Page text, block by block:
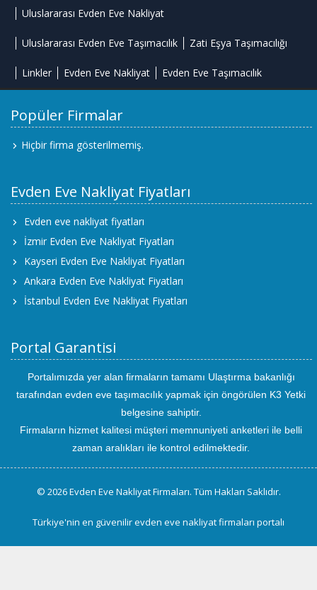
Uluslararası Evden Eve Nakliyat
Uluslararası Evden Eve Taşımacılık Zati Eşya Taşımacılığı
Linkler Evden Eve Nakliyat Evden Eve Taşımacılık
Popüler Firmalar
Hiçbir firma gösterilmemiş.
Evden Eve Nakliyat Fiyatları
Evden eve nakliyat fiyatları
İzmir Evden Eve Nakliyat Fiyatları
Kayseri Evden Eve Nakliyat Fiyatları
Ankara Evden Eve Nakliyat Fiyatları
İstanbul Evden Eve Nakliyat Fiyatları
Portal Garantisi
Portalımızda yer alan firmaların tamamı Ulaştırma bakanlığı
tarafından evden eve taşımacılık yapmak için öngörülen K3 Yetki
belgesine sahiptir.
Firmaların hizmet kalitesi müşteri memnuniyeti anketleri ile belli
zaman aralıkları ile kontrol edilmektedir.
© 2026 Evden Eve Nakliyat Firmaları. Tüm Hakları Saklıdır.
Türkiye'nin en güvenilir evden eve nakliyat firmaları portalı